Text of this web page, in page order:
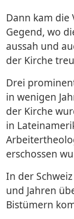
Dann kam
Gegend, wo
aussah und
der Kirche
Drei
in wenigen
der Kirche
in
erschossen
In der
und Jahren
Bistümern